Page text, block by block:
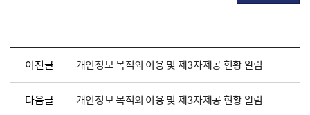
이전글 개인정보 목적외 이용 및 제3자제공 현황 알림
다음글 개인정보 목적외 이용 및 제3자제공 현황 알림